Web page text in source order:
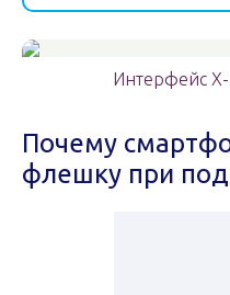
Интерфейс
Почему
флешку при